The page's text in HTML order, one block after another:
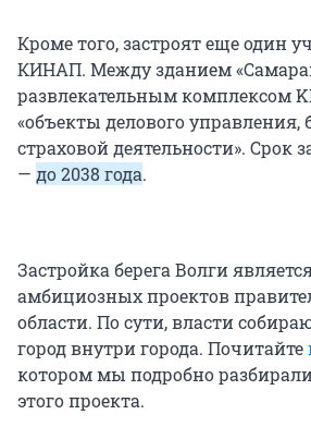
Кроме того, застроят еще один
КИНАП. Между зданием
развлекательным комплексом
«объекты делового управления,
страховой деятельности». Срок
— до 2038 года.
Застройка берега Волги
амбициозных проектов
области. По сути, власти
город внутри города. Почитайте
котором мы подробно
этого проекта.